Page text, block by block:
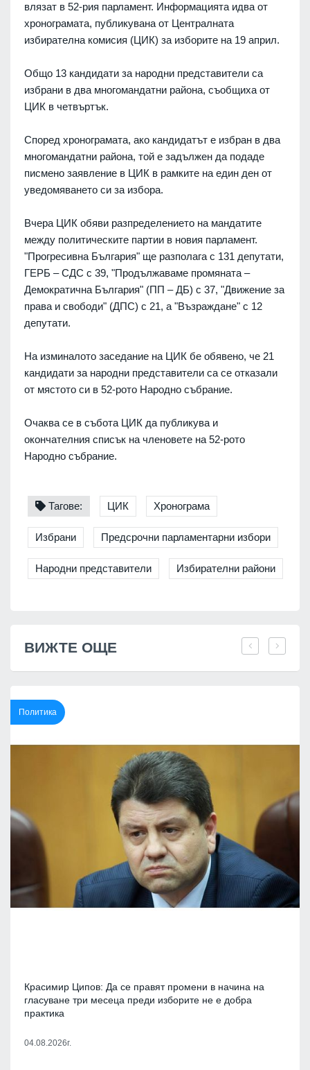
влязат в 52-рия парламент. Информацията идва от
хронограмата, публикувана от Централната
избирателна комисия (ЦИК) за изборите на 19 април.
Общо 13 кандидати за народни представители са
избрани в два многомандатни района, съобщиха от
ЦИК в четвъртък.
Според хронограмата, ако кандидатът е избран в два
многомандатни района, той е задължен да подаде
писмено заявление в ЦИК в рамките на един ден от
уведомяването си за избора.
Вчера ЦИК обяви разпределението на мандатите
между политическите партии в новия парламент.
"Прогресивна България" ще разполага с 131 депутати,
ГЕРБ – СДС с 39, "Продължаваме промяната –
Демократична България" (ПП – ДБ) с 37, "Движение за
права и свободи" (ДПС) с 21, а "Възраждане" с 12
депутати.
На изминалото заседание на ЦИК бе обявено, че 21
кандидати за народни представители са се отказали
от мястото си в 52-рото Народно събрание.
Очаква се в събота ЦИК да публикува и
окончателния списък на членовете на 52-рото
Народно събрание.
Тагове: ЦИК Хронограма
Избрани Предсрочни парламентарни избори
Народни представители Избирателни райони
ВИЖТЕ ОЩЕ
Политика
Красимир Ципов: Да се правят промени в начина на
гласуване три месеца преди изборите не е добра
практика
04.08.2026г.